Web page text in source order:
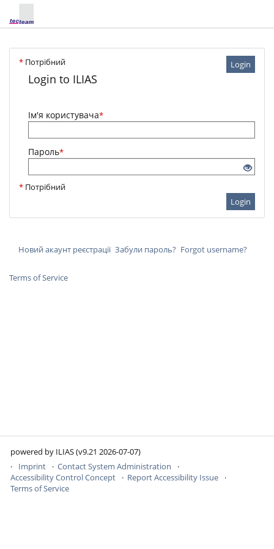
Login
* Потрібний
Login to ILIAS
Ім'я користувача*
Пароль*
* Потрібний
Login
Новий акаунт реєстрації Забули пароль? Forgot username?
Terms of Service
powered by ILIAS (v9.21 2026-07-07)
Imprint
Contact System Administration
Accessibility Control Concept
Report Accessibility Issue
Terms of Service